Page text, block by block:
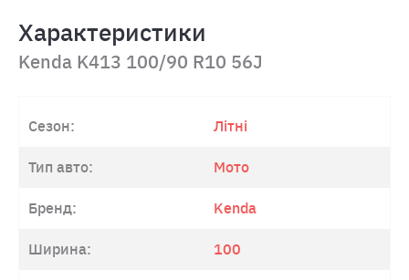
Характеристики
Kenda K413 100/90 R10 56J
Сезон: Літні
Тип авто: Мото
Бренд: Kenda
Ширина: 100